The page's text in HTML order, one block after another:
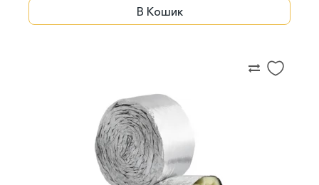
В Кошик